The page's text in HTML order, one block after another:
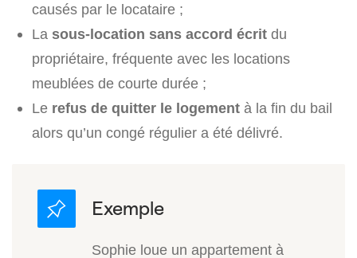
causés par le locataire ;
La sous-location sans accord écrit du
propriétaire, fréquente avec les locations
meublées de courte durée ;
Le refus de quitter le logement à la fin du bail
alors qu’un congé régulier a été délivré.
Sophie loue un appartement à